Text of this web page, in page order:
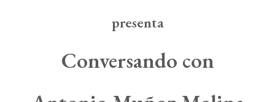
Info útil
La Asociación
presenta
Conversando con